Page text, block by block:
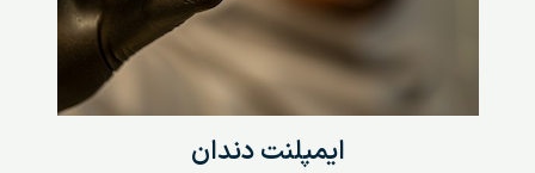
ایمپلنت دندان